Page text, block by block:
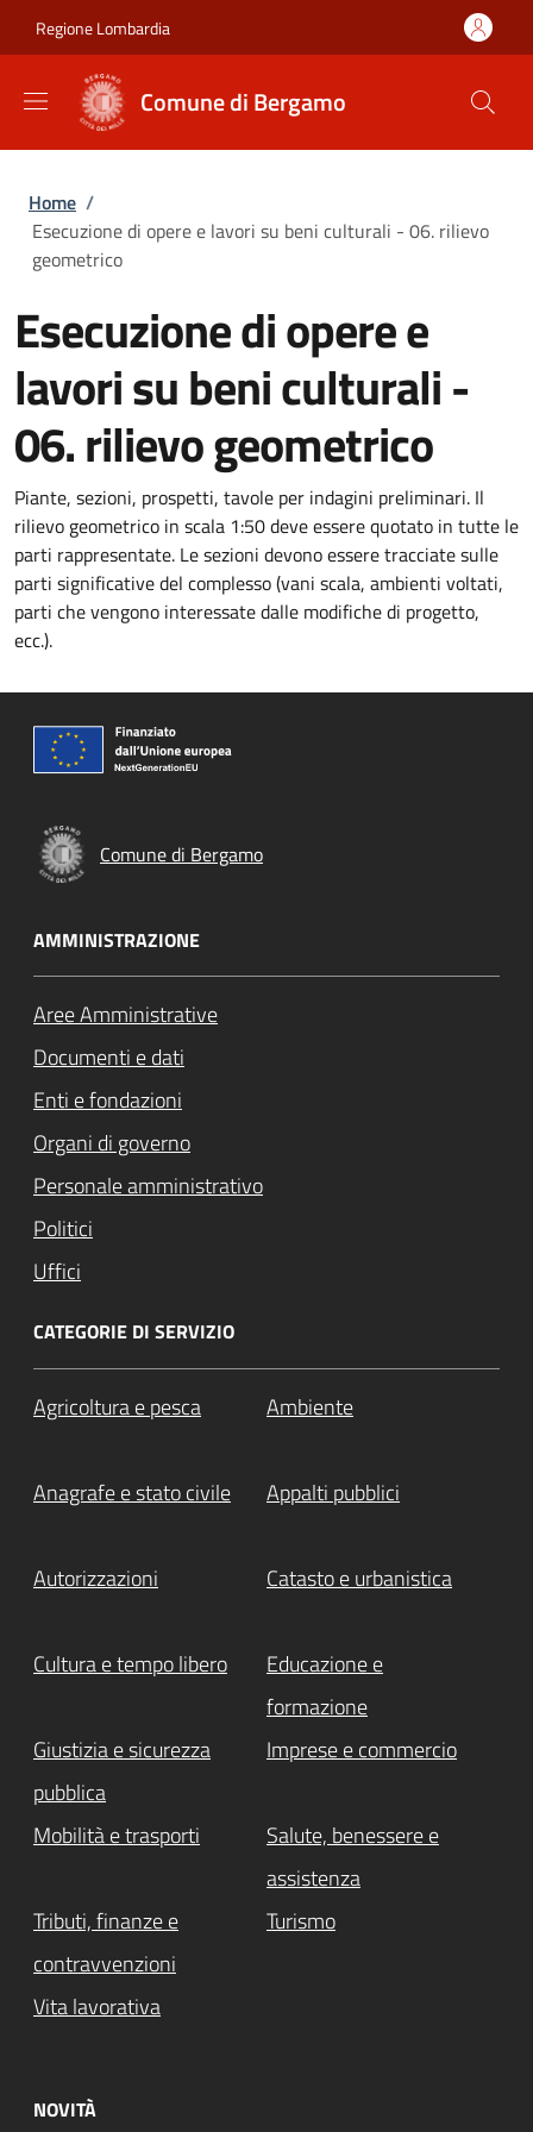
Regione Lombardia
Comune di Bergamo
Briciole di pane
Home /
Esecuzione di opere e lavori su beni culturali - 06. rilievo
geometrico
Esecuzione di opere e
lavori su beni culturali -
06. rilievo geometrico
Piante, sezioni, prospetti, tavole per indagini preliminari. Il
rilievo geometrico in scala 1:50 deve essere quotato in tutte le
parti rappresentate. Le sezioni devono essere tracciate sulle
parti significative del complesso (vani scala, ambienti voltati,
parti che vengono interessate dalle modifiche di progetto,
ecc.).
Comune di Bergamo
AMMINISTRAZIONE
Aree Amministrative
Documenti e dati
Enti e fondazioni
Organi di governo
Personale amministrativo
Politici
Uffici
CATEGORIE DI SERVIZIO
Agricoltura e pesca Ambiente
Anagrafe e stato civile Appalti pubblici
Autorizzazioni Catasto e urbanistica
Cultura e tempo libero
Educazione e
formazione
Giustizia e sicurezza
pubblica
Imprese e commercio
Mobilità e trasporti
Salute, benessere e
assistenza
Tributi, finanze e
contravvenzioni
Turismo
Vita lavorativa
NOVITÀ